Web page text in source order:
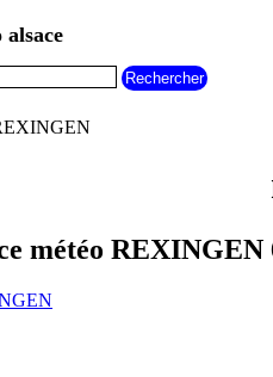
alsace
météo REXINGEN